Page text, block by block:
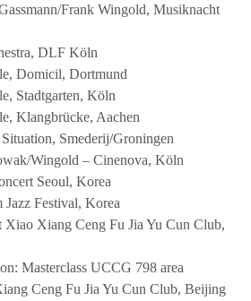
Frank Wingold, Musiknacht
DLF Köln
Domicil, Dortmund
Stadtgarten, Köln
Klangbrücke, Aachen
Smederij/Groningen
Wingold – Cinenova, Köln
Seoul, Korea
Jazz Festival, Korea
Xiao Xiang Ceng Fu Jia Yu Cun Club,
Masterclass UCCG 798 area
Ceng Fu Jia Yu Cun Club, Beijing